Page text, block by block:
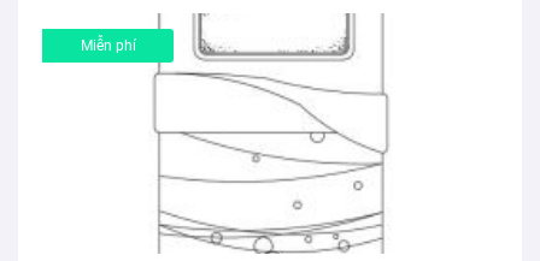
Miễn phí